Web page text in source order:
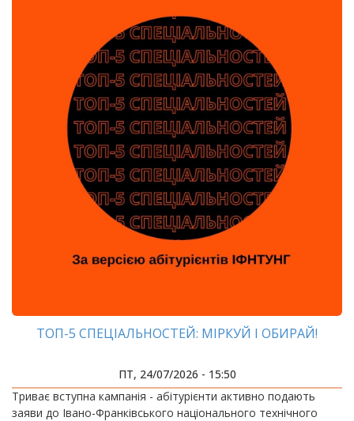
ТОП-5 СПЕЦІАЛЬНОСТЕЙ: МІРКУЙ І ОБИРАЙ!
ПТ, 24/07/2026 - 15:50
Триває вступна кампанія - абітурієнти активно подають
заяви до Івано-Франківського національного технічного